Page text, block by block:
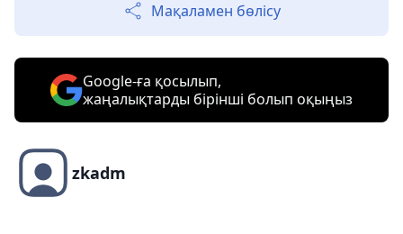
Мақаламен бөлісу
Google-ға қосылып,
жаңалықтарды бірінші болып оқыңыз
zkadm